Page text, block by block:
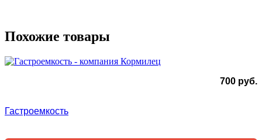
Похожие товары
700 руб.
Гастроемкость